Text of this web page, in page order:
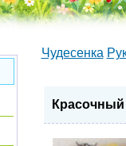
Чудесенка